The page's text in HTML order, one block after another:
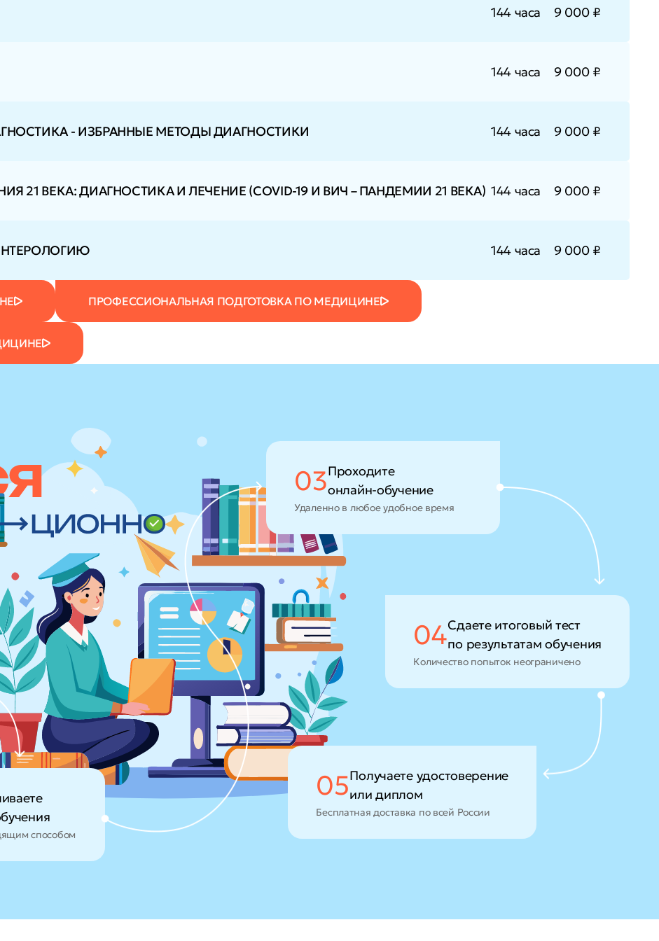
144 часа 9 000 ₽
144 часа 9 000 ₽
- ИЗБРАННЫЕ МЕТОДЫ ДИАГНОСТИКИ 144 часа 9 000 ₽
21 ВЕКА: ДИАГНОСТИКА И ЛЕЧЕНИЕ (COVID-19 И ВИЧ – ПАНДЕМИИ 21 ВЕКА) 144 часа 9 000 ₽
144 часа 9 000 ₽
ПРОФЕССИОНАЛЬНАЯ ПОДГОТОВКА ПО МЕДИЦИНЕ
способом
03Проходите
онлайн-обучение
Удаленно в любое удобное время
04Сдаете итоговый тест
по результатам обучения
Количество попыток неограничено
05Получаете удостоверение
или диплом
Бесплатная доставка по всей России